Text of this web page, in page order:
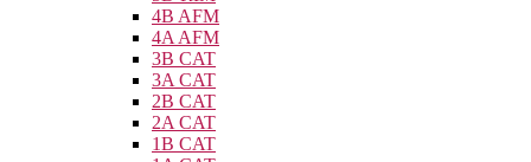
4B AFM
4A AFM
3B CAT
3A CAT
2B CAT
2A CAT
1B CAT